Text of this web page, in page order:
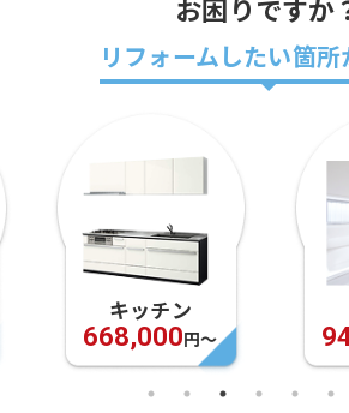
お困りですか
リフォームしたい箇
キッチン
668,000円〜